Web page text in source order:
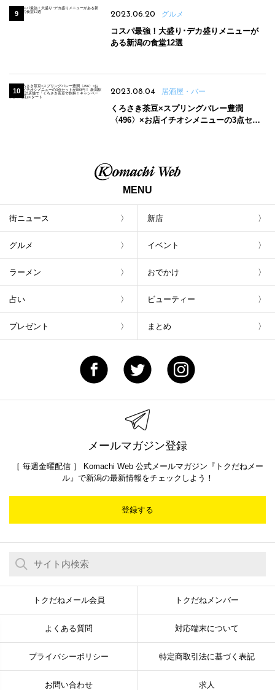
2023.06.20 グルメ
コスパ最強！大盛り･デカ盛りメニューが
ある新潟の食堂12選
2023.08.04 居酒屋・バー
くろさき茶豆×スプリングバレー豊潤
〈496〉×お店イチオシメニューの3点セッ
MENU
街ニュース 新店
グルメ イベント
ラーメン おでかけ
占い ビューティー
プレゼント まとめ
メールマガジン登録
［ 毎週金曜配信 ］ Komachi Web 公式メールマガジン『トクだねメー
ル』で新潟の最新情報をチェックしよう！
登録する
トクだねメール会員 トクだねメンバー
よくある質問 対応端末について
プライバシーポリシー 特定商取引法に基づく表記
お問い合わせ 求人